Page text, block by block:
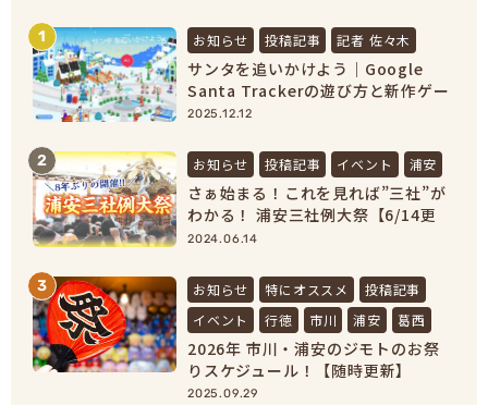
1 お知らせ 投稿記事 記者 佐々木
サンタを追いかけよう｜Google
Santa Trackerの遊び方と新作ゲー
ムまとめ【2025最新】
2025.12.12
2 お知らせ 投稿記事 イベント 浦安
さぁ始まる！これを見れば”三社”が
わかる！ 浦安三社例大祭【6/14更
新】
2024.06.14
3 お知らせ 特にオススメ
投稿記事
イベント
行徳 市川 浦安 葛西
2026年 市川・浦安のジモトのお祭
りスケジュール！【随時更新】
2025.09.29